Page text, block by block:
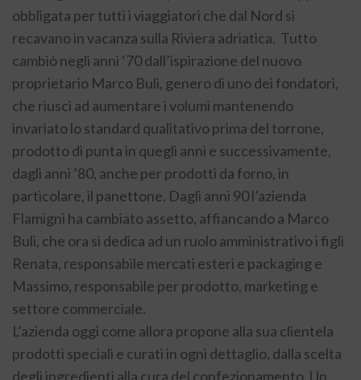
obbligata per tutti i viaggiatori che dal Nord si
recavano in vacanza sulla Riviera adriatica. Tutto
cambiò negli anni ‘70 dall’ispirazione del nuovo
proprietario Marco Buli, genero di uno dei fondatori,
che riuscì ad aumentare i volumi mantenendo
invariato lo standard qualitativo prima del torrone,
prodotto di punta in quegli anni e successivamente,
dagli anni ’80, anche per prodotti da forno, in
particolare, il panettone. Dagli anni 90 l’azienda
Flamigni ha cambiato assetto, affiancando a Marco
Buli, che ora si dedica ad un ruolo amministrativo i figli
Renata, responsabile mercati esteri e packaging e
Massimo, responsabile per prodotto, marketing e
settore commerciale.
L’azienda oggi come allora propone alla sua clientela
prodotti speciali e curati in ogni dettaglio, dalla scelta
degli ingredienti alla cura del confezionamento. Un